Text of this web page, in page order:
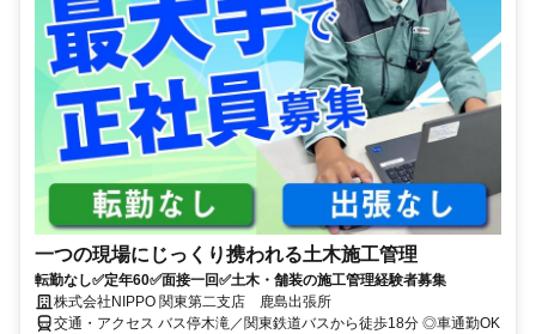
一つの現場にじっくり携われる土木施工管理
転勤なし✅定年60✅面接一回✅土木・舗装の施工管理経験者募集
株式会社NIPPO 関東第二支店 鹿島出張所
交通・アクセス バス停木滝／関東鉄道バスから徒歩18分 ◎車通勤OK